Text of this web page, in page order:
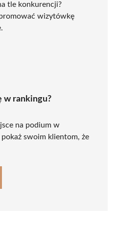
tle konkurencji?
wizytówkę
w rankingu?
na podium w
swoim klientom, że